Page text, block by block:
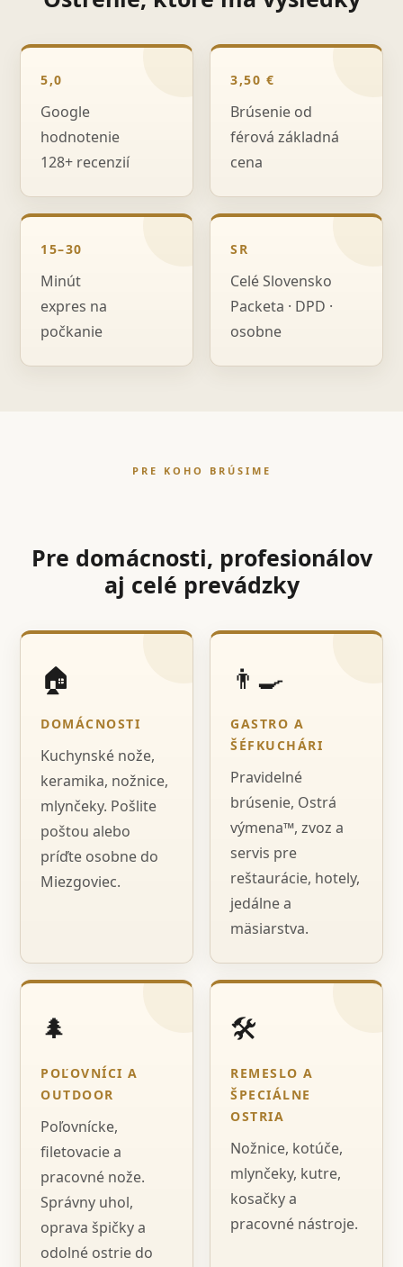
5,0
Google
hodnotenie
128+ recenzií
3,50 €
Brúsenie od
férová základná
cena
15–30
Minút
expres na
počkanie
SR
Celé Slovensko
Packeta · DPD ·
osobne
PRE KOHO BRÚSIME
Pre domácnosti, profesionálov
aj celé prevádzky
🏠
DOMÁCNOSTI
Kuchynské nože,
keramika, nožnice,
mlynčeky. Pošlite
poštou alebo
príďte osobne do
Miezgoviec.
👨‍🍳
GASTRO A
ŠÉFKUCHÁRI
Pravidelné
brúsenie, Ostrá
výmena™, zvoz a
servis pre
reštaurácie, hotely,
jedálne a
mäsiarstva.
🌲
POĽOVNÍCI A
OUTDOOR
Poľovnícke,
filetovacie a
pracovné nože.
Správny uhol,
oprava špičky a
odolné ostrie do
🛠️
REMESLO A
ŠPECIÁLNE
OSTRIA
Nožnice, kotúče,
mlynčeky, kutre,
kosačky a
pracovné nástroje.